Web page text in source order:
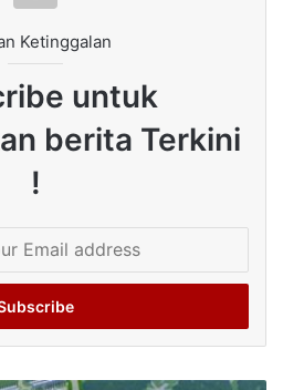
Ketinggalan
untuk
berita Terkini
!